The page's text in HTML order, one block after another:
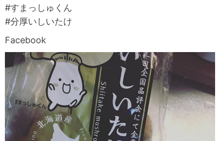
#すまっしゅくん
#分厚いしいたけ
Facebook